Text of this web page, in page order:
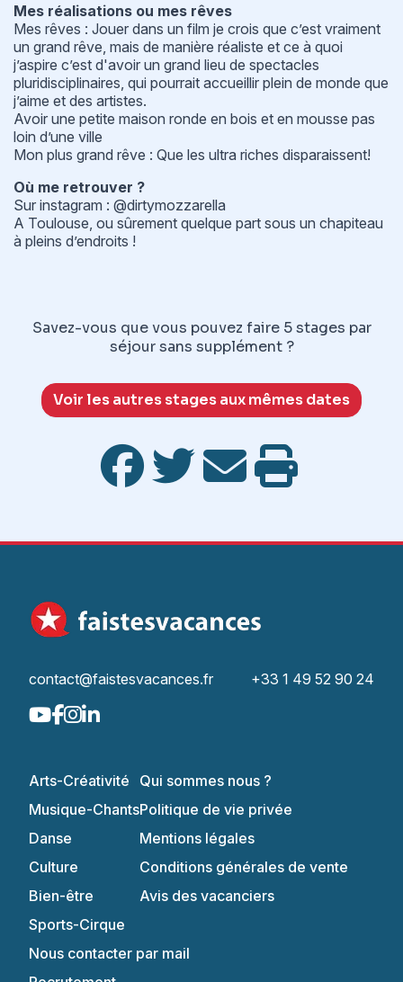
Mes réalisations ou mes rêves
Mes rêves : Jouer dans un film je crois que c’est vraiment
un grand rêve, mais de manière réaliste et ce à quoi
j’aspire c’est d'avoir un grand lieu de spectacles
pluridisciplinaires, qui pourrait accueillir plein de monde que
j’aime et des artistes.
Avoir une petite maison ronde en bois et en mousse pas
loin d’une ville
Mon plus grand rêve : Que les ultra riches disparaissent!
Où me retrouver ?
Sur instagram : @dirtymozzarella
A Toulouse, ou sûrement quelque part sous un chapiteau
à pleins d’endroits !
Savez-vous que vous pouvez faire 5 stages par
séjour sans supplément ?
Voir les autres stages aux mêmes dates
contact@faistesvacances.fr +33 1 49 52 90 24
Arts-Créativité
Musique-Chants
Danse
Culture
Bien-être
Sports-Cirque
Qui sommes nous ?
Politique de vie privée
Mentions légales
Conditions générales de vente
Avis des vacanciers
Nous contacter par mail